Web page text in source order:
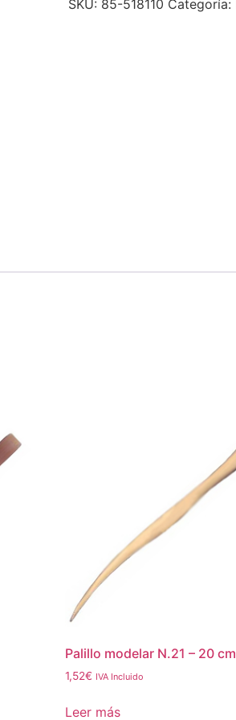
SKU: 85-518110 Categoría:
Palillo modelar N.21 – 20 cm
1,52€ IVA Incluido
Leer más